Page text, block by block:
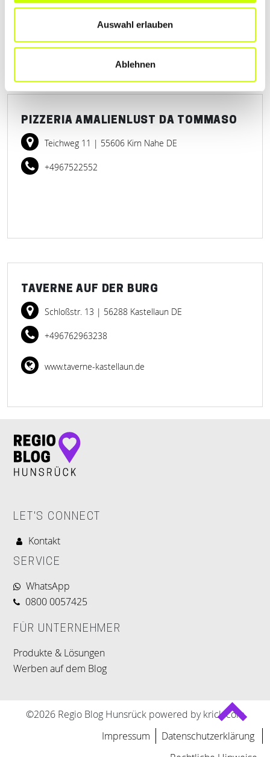
Auswahl erlauben
Ablehnen
+496533958710
www.mayersspeisezimmer.de
PIZZERIA AMALIENLUST DA TOMMASO
Teichweg 11 | 55606 Kirn Nahe DE
+4967522552
TAVERNE AUF DER BURG
Schloßstr. 13 | 56288 Kastellaun DE
+496762963238
www.taverne-kastellaun.de
LET'S CONNECT
Kontakt
SERVICE
WhatsApp
0800 0057425
FÜR UNTERNEHMER
Produkte & Lösungen
Werben auf dem Blog
©2026 Regio Blog Hunsrück powered by krick.com
Impressum
Datenschutzerklärung